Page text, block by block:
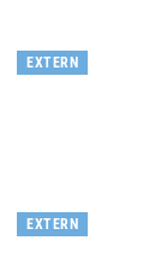
EXTERN
EXTERN